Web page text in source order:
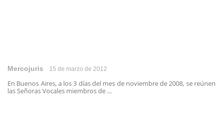
Mercojuris 15 de marzo de 2012
En Buenos Aires, a los 3 días del mes de noviembre de 2008, se reúnen
las Señoras Vocales miembros de ...